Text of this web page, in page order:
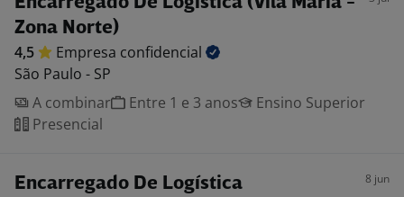
Zona Norte)
4,5 Empresa confidencial
São Paulo - SP
A combinar
Entre 1 e 3 anos
Ensino Superior
Presencial
Encarregado De Logística 8 jun